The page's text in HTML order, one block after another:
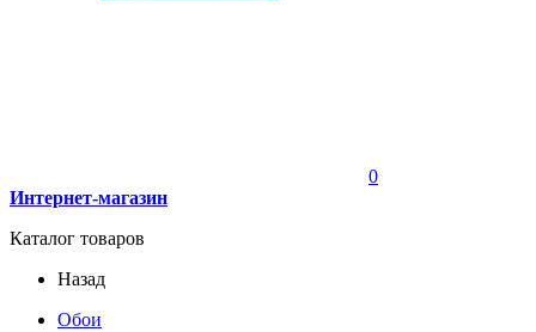
0
Интернет-магазин
Каталог товаров
Назад
Обои